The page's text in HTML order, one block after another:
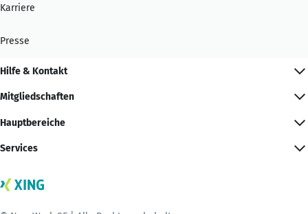
Karriere
Presse
Hilfe & Kontakt
Mitgliedschaften
Hauptbereiche
Services